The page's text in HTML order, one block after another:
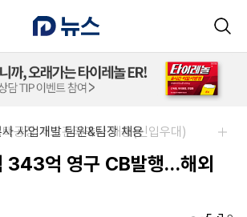
공장 제조관리약사 채용(신입우대)
사업개발 팀원&팀장 채용
343억 영구 CB발행…해외